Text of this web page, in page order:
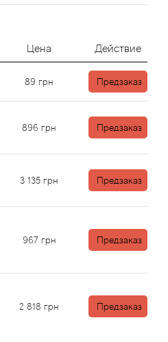
Цена Действие
89 грн Предзаказ
896 грн Предзаказ
3 135 грн Предзаказ
967 грн Предзаказ
2 818 грн Предзаказ